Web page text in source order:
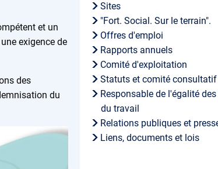
et un
exigence de
des
du
Sites
"Fort. Social. Sur le terrain".
Offres d'emploi
Rapports annuels
Comité d'exploitation
Statuts et comité
Responsable de l'égalité
du travail
Relations publiques et
Liens, documents et lois